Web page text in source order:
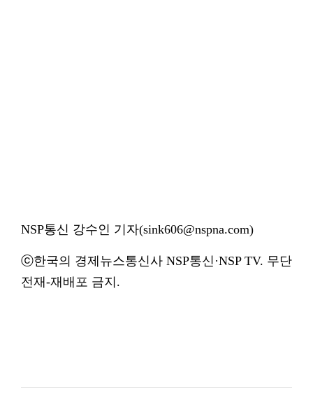
NSP통신 강수인 기자(sink606@nspna.com)
ⓒ한국의 경제뉴스통신사 NSP통신·NSP TV. 무단
전재-재배포 금지.